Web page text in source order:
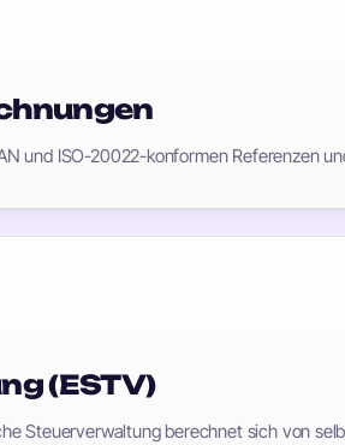
und ISO-20022-konformen Referenzen
(ESTV)
Steuerverwaltung berechnet sich von